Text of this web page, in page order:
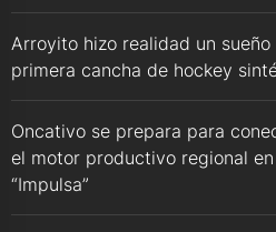
Arroyito hizo realidad un
primera cancha de hockey
Oncativo se prepara para
el motor productivo regional
“Impulsa”